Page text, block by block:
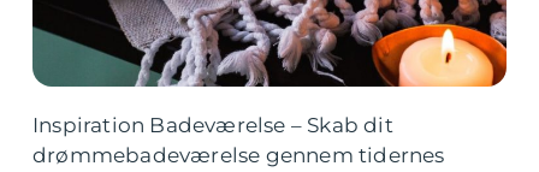
Inspiration Badeværelse – Skab dit
drømmebadeværelse gennem tidernes